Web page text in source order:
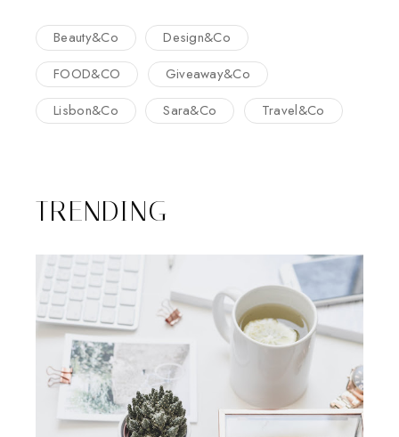
Beauty&Co
Design&Co
FOOD&CO
Giveaway&Co
Lisbon&Co
Sara&Co Travel&Co
TRENDING